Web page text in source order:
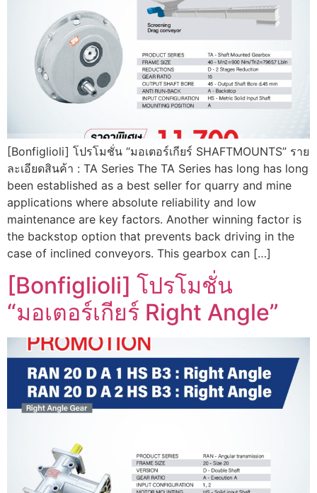
[Bonfiglioli] โปรโมชั่น “มอเตอร์เกียร์ SHAFTMOUNTS” ราย
ละเอียดสินค้า : TA Series The TA Series has long has long
been established as a best seller for quarry and mine
applications where absolute reliability and low
maintenance are key factors. Another winning factor is
the backstop option that prevents back driving in the
case of inclined conveyors. This gearbox can […]
[Bonfiglioli] โปรโมชั่น
“มอเตอร์เกียร์ Right Angle”